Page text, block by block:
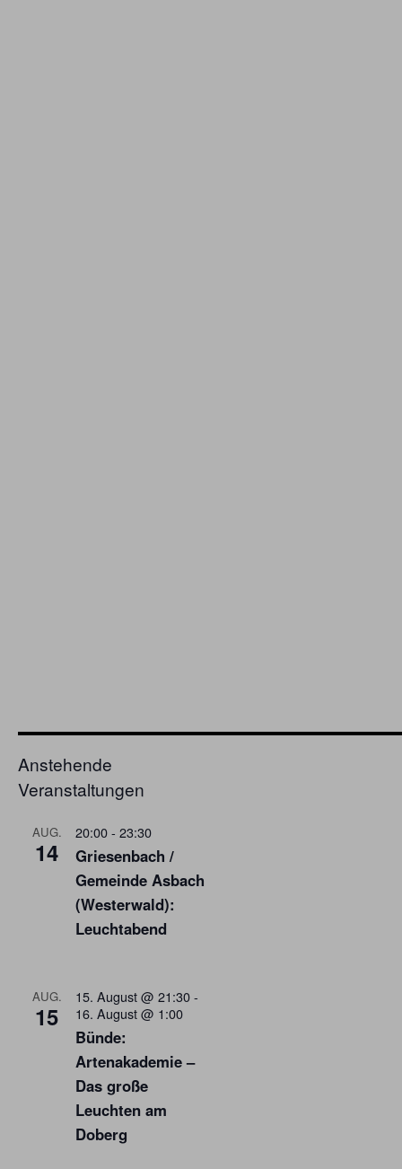
Anstehende
Veranstaltungen
AUG.
14
20:00- 23:30
Griesenbach /
Gemeinde Asbach
(Westerwald):
Leuchtabend
AUG.
15
15. August @ 21:30-
16. August @ 1:00
Bünde:
Artenakademie –
Das große
Leuchten am
Doberg